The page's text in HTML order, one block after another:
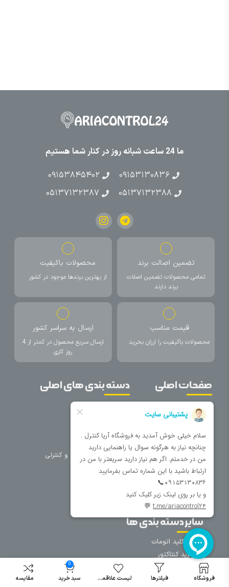
ما 24 ساعت شبانه روز در کنار شما هستیم
۰۹۱۵۳۱۳۰۸۳۶
۰۹۱۵۳۸۴۵۴۰۲
۰۵۱۳۷۱۳۲۳۸۸
۰۵۱۳۷۱۳۲۳۸۷
تضمین اصالت برند
تمامی محصولات تضمین اصلات
برند دارند
محصولات باکیفیت
از بهترین برندها موجود در کشور
قیمت مناسب
محصولات باکیفیت را ارزان بخرید
ارسال به سراسر کشور
ارسال سریع محصول در کمتر از 4
روز کاری
صفحات اصلی
خانه
تماس با ما
فروشگاه
دسته بندی های اصلی
تجهیزات تابلویی
تجهیزات حفاظتی و کنترلی
روشنایی
سایر دسته بندی ها
خرید کلید اتومات
خرید کنتاکتور
خرید فیوز
مینیاتوری
فروشگاه فیلترها لیست علاقمندی
0
سبد خرید مقایسه